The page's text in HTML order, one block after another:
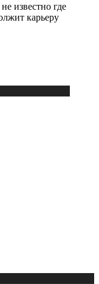
известно где
карьеру